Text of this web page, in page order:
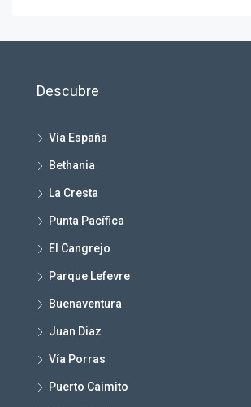
Descubre
Vía España
Bethania
La Cresta
Punta Pacífica
El Cangrejo
Parque Lefevre
Buenaventura
Juan Diaz
Vía Porras
Puerto Caimito